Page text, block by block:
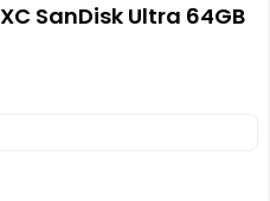
SanDisk Ultra 64GB